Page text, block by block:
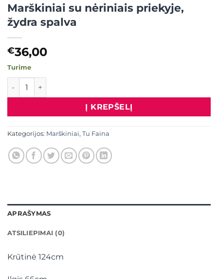
Marškiniai su nėriniais priekyje,
žydra spalva
€36,00
Turime
produkto kiekis: Marškiniai su nėriniais priekyje, žydra
Į KREPŠELĮ
Kategorijos: Marškiniai, Tu Faina
APRAŠYMAS
ATSILIEPIMAI (0)
Krūtinė 124cm